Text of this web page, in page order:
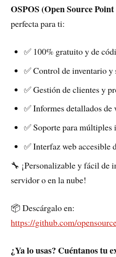
OSPOS (Open Source Point
perfecta para ti:
✅ 100% gratuito y de
✅ Control de inventario
✅ Gestión de clientes y
✅ Informes detallados de
✅ Soporte para múltiples
✅ Interfaz web accesible
🔧 ¡Personalizable y fácil de
servidor o en la nube!
📦 Descárgalo en:
https://github.com/
¿Ya lo usas? Cuéntanos tu